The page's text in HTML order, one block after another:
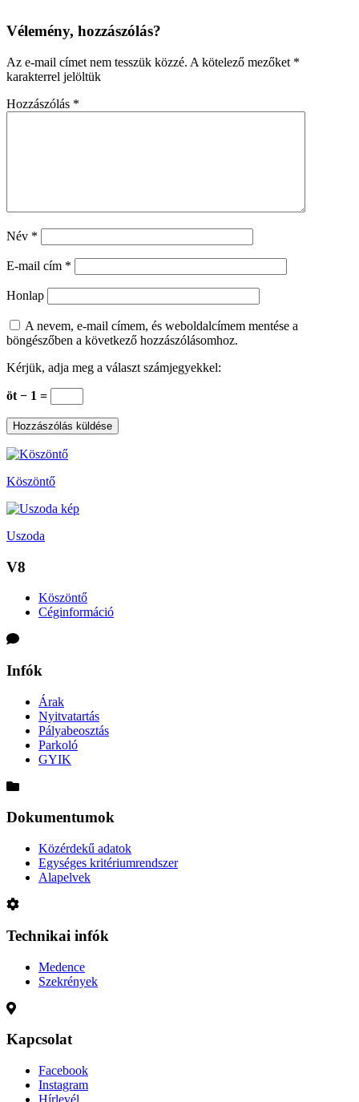
Vélemény, hozzászólás?
Az e-mail címet nem tesszük közzé. A kötelező mezőket *
karakterrel jelöltük
Hozzászólás *
Név *
E-mail cím *
Honlap
A nevem, e-mail címem, és weboldalcímem mentése a
böngészőben a következő hozzászólásomhoz.
Kérjük, adja meg a választ számjegyekkel:
öt − 1 =
Köszöntő
Uszoda
V8
Köszöntő
Céginformáció
Infók
Árak
Nyitvatartás
Pályabeosztás
Parkoló
GYIK
Dokumentumok
Közérdekű adatok
Egységes kritériumrendszer
Alapelvek
Technikai infók
Medence
Szekrények
Kapcsolat
Facebook
Instagram
Hírlevél